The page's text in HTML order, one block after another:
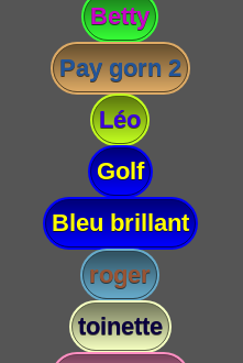
Betty
Pay gorn 2
Léo
Golf
Bleu brillant
roger
toinette